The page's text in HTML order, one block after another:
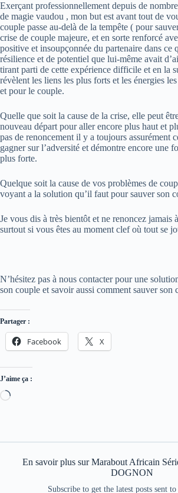
Exerçant professionnellement depuis de
de magie vaudou , mon but est avant tout de
couple passe au-delà de la tempête ( pour
crise de couple majeure, et en sorte renforcé
positive et insoupçonnée du partenaire dans ce
résilience et de potentiel que lui-même avait
tirant parti de cette expérience difficile et en la
révèlent les liens les plus forts et les énergies
et pour le couple.
Quelle que soit la cause de la crise, elle peut
nouveau départ pour aller encore plus haut et
pas de renoncement il y a toujours assurément
gagner sur l’adversité et démontre encore une
plus forte.
Quelque soit la cause de vos problèmes de
voyant a la solution qu’il faut pour sauver son
Je vous dis à très bientôt et ne renoncez jamais
surtout si vous êtes au moment clef où tout se
N’hésitez pas à nous contacter pour une
son couple et savoir aussi comment sauver son
Partager :
Facebook X
J’aime ça :
En savoir plus sur Marabout Africain
DOGNON
Subscribe to get the latest posts sent